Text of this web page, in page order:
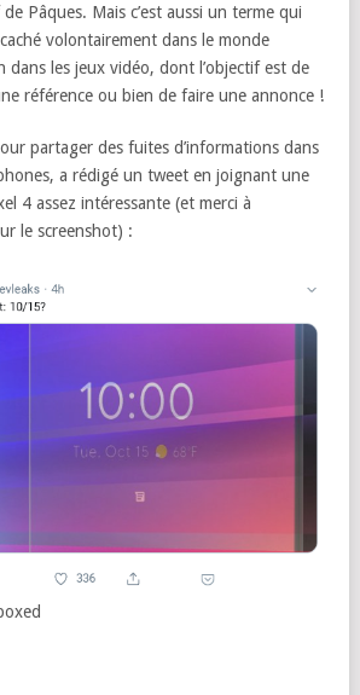
Pâques. Mais c’est aussi un terme qui
volontairement dans le monde
les jeux vidéo, dont l’objectif est de
référence ou bien de faire une annonce !
partager des fuites d’informations dans
a rédigé un tweet en joignant une
4 assez intéressante (et merci à
le screenshot) :